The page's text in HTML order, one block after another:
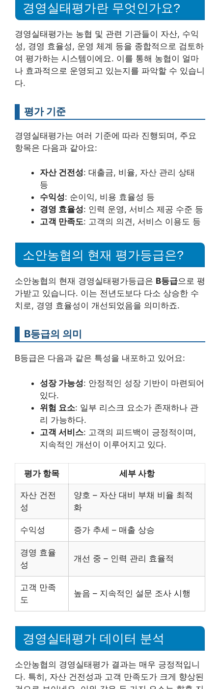
경영실태평가란 무엇인가요?
경영실태평가는 농협 및 관련 기관들이 자산, 수익
성, 경영 효율성, 운영 체계 등을 종합적으로 검토하
여 평가하는 시스템이에요. 이를 통해 농협이 얼마
나 효과적으로 운영되고 있는지를 파악할 수 있습니
다.
평가 기준
경영실태평가는 여러 기준에 따라 진행되며, 주요
항목은 다음과 같아요:
자산 건전성: 대출금, 비율, 자산 관리 상태
등
수익성: 순이익, 비용 효율성 등
경영 효율성: 인력 운영, 서비스 제공 수준 등
고객 만족도: 고객의 의견, 서비스 이용도 등
소안농협의 현재 평가등급은?
소안농협의 현재 경영실태평가등급은 B등급으로 평
가받고 있습니다. 이는 전년도보다 다소 상승한 수
치로, 경영 효율성이 개선되었음을 의미하죠.
B등급의 의미
B등급은 다음과 같은 특성을 내포하고 있어요:
성장 가능성: 안정적인 성장 기반이 마련되어
있다.
위험 요소: 일부 리스크 요소가 존재하나 관
리 가능하다.
고객 서비스: 고객의 피드백이 긍정적이며,
지속적인 개선이 이루어지고 있다.
평가 항목 세부 사항
자산 건전
성
양호 – 자산 대비 부채 비율 최적
화
수익성 증가 추세 – 매출 상승
경영 효율
성
개선 중 – 인력 관리 효율적
고객 만족
도
높음 – 지속적인 설문 조사 시행
경영실태평가 데이터 분석
소안농협의 경영실태평가 결과는 매우 긍정적입니
다. 특히, 자산 건전성과 고객 만족도가 크게 향상된